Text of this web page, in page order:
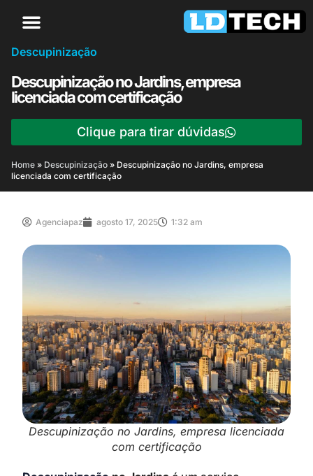
Descupinização
Descupinização no Jardins, empresa
licenciada com certificação
Clique para tirar dúvidas
Home » Descupinização » Descupinização no Jardins, empresa
licenciada com certificação
Agenciapaz agosto 17, 2025 1:32 am
Descupinização no Jardins, empresa licenciada
com certificação